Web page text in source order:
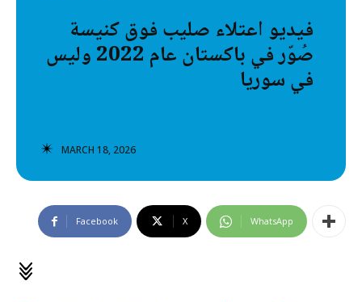
تصنيفات إضافية
المعلومات الخاطئة
رئيسية
فيديو اعتلاء صليب فوق كنيسة
صُوّر في باكستان عام 2022 وليس
في سوريا
MARCH 18, 2026
Facebook X WhatsApp